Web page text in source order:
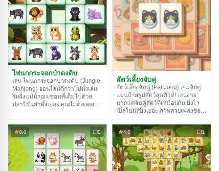
ไพ่นกกระจอกป่าดงดิบ
เล่น ไพ่นกกระจอกป่าดงดิบ (Jungle
Mahjong) ออนไลน์ดีกว่าไปนั่งเล่น
ริมฝั่งแม่น้ำอเมซอนที่เต็มไปด้วย
ปลาปิรันย่าตั้งเยอะ คุณไม่ต้องคอย
มาฟันทางฝ่าดงไม้หนาทึบ แค่เอน
หลังพิงเก้าอี้แล้วสนุกไปกับเกมที่มี
สัตว์การ์ตูนน่ารักๆ และเพลงประกอบ
ชิลๆ ก็พอแล้ว
สัตว์เลี้ยงจับคู่
สัตว์เลี้ยงจับคู่ (Pet Jong) เกมจับคู่
แผ่นป้ายรูปสัตว์สุดคิวท์! เล่นง่าย
มากแค่จับคู่สัตว์ที่เหมือนกัน ยิ่งไว
เบิ้ลโบนัสยิ่งเยอะ ภาพสวยเพลงชิล
0.0 0 4.0 1